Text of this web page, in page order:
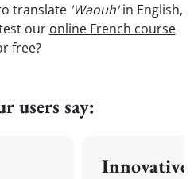
translate 'Waouh'in English,
our online French course
free?
users say:
Innovative